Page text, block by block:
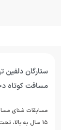
ستارگان دلفین
مسافت کوتاه
مسابقات شنای
۱۵ سال به بالا،